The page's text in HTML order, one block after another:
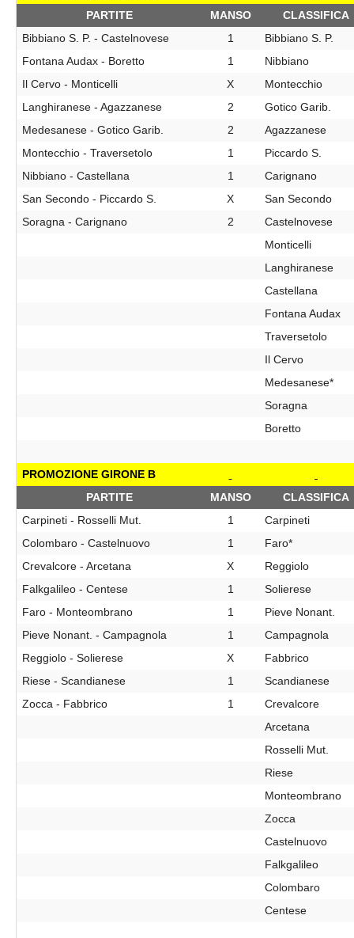
PARTITE
MANSO
CLASSIFICA
Bibbiano S. P. - Castelnovese
1
Bibbiano S. P.
Fontana Audax - Boretto
1
Nibbiano
Il Cervo - Monticelli
X
Montecchio
Langhiranese - Agazzanese
2
Gotico Garib.
Medesanese - Gotico Garib.
2
Agazzanese
Montecchio - Traversetolo
1
Piccardo S.
Nibbiano - Castellana
1
Carignano
San Secondo - Piccardo S.
X
San Secondo
Soragna - Carignano
2
Castelnovese
Monticelli
Langhiranese
Castellana
Fontana Audax
Traversetolo
Il Cervo
Medesanese*
Soragna
Boretto
PROMOZIONE GIRONE B
PARTITE
MANSO
CLASSIFICA
Carpineti - Rosselli Mut.
1
Carpineti
Colombaro - Castelnuovo
1
Faro*
Crevalcore - Arcetana
X
Reggiolo
Falkgalileo - Centese
1
Solierese
Faro - Monteombrano
1
Pieve Nonant.
Pieve Nonant. - Campagnola
1
Campagnola
Reggiolo - Solierese
X
Fabbrico
Riese - Scandianese
1
Scandianese
Zocca - Fabbrico
1
Crevalcore
Arcetana
Rosselli Mut.
Riese
Monteombrano
Zocca
Castelnuovo
Falkgalileo
Colombaro
Centese